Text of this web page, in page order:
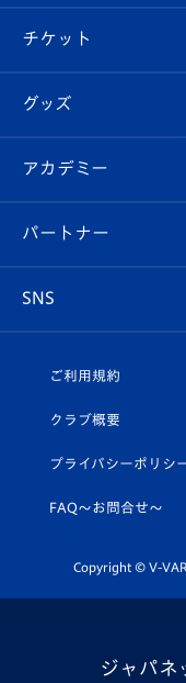
試合情報
チケット
イベント
メディア
ホームタウン
クラブ概要
エンブレム紹介
スタッフプロフィール
マスコット紹介
平和祈念活動
ホームタウン活動
はじめての観戦ガ
Revive Team
ヴィヴィくんの長
試合日程/結果
フォトギャラリー
スタジアムグルメ
チケット
チケット
V-LOVERS（ファ
プレイヤーズスイ
グッズ
オンラインショップ
店舗情報
アカデミー
育成からのお知らせ
U-18
スクール
パートナー
SNS
ヴィヴィくんイン
公式LINE＠
ご利用規約
クラブ概要
プライバシーポリシ
FAQ〜お問合せ〜
Copyright © V-
ジャパネ